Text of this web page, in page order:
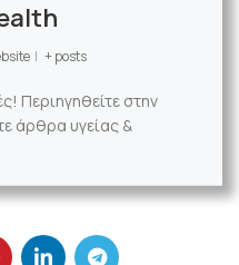
| + posts
Περιηγηθείτε στην
άρθρα υγείας &